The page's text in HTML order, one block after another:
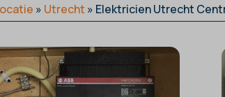
» Utrecht » Elektricien Utrecht